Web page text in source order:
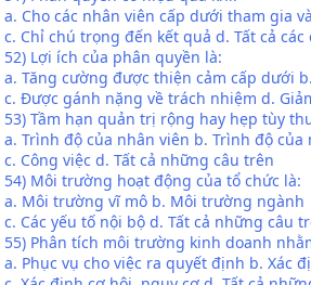
a. Cho các nhân viên cấp dưới tham gia
c. Chỉ chú trọng đến kết quả d. Tất cả các
52) Lợi ích của phân quyền là:
a. Tăng cường được thiện cảm cấp dưới
c. Được gánh nặng về trách nhiệm d.
53) Tầm hạn quản trị rộng hay hẹp tùy
a. Trình độ của nhân viên b. Trình độ
c. Công việc d. Tất cả những câu trên
54) Môi trường hoạt động của tổ chức là:
a. Môi trường vĩ mô b. Môi trường ngành
c. Các yếu tố nội bộ d. Tất cả những câu
55) Phân tích môi trường kinh doanh
a. Phục vụ cho việc ra quyết định b. Xác